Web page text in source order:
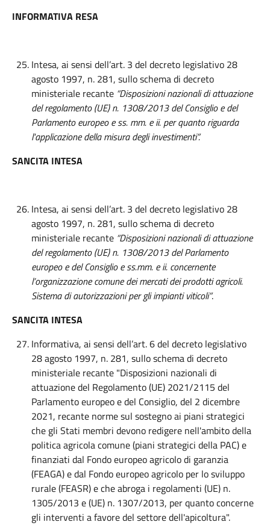
INFORMATIVA RESA
Intesa, ai sensi dell’art. 3 del decreto legislativo 28
agosto 1997, n. 281, sullo schema di decreto
ministeriale recante “Disposizioni nazionali di attuazione
del regolamento (UE) n. 1308/2013 del Consiglio e del
Parlamento europeo e ss. mm. e ii. per quanto riguarda
l'applicazione della misura degli investimenti”.
SANCITA INTESA
Intesa, ai sensi dell’art. 3 del decreto legislativo 28
agosto 1997, n. 281, sullo schema di decreto
ministeriale recante “Disposizioni nazionali di attuazione
del regolamento (UE) n. 1308/2013 del Parlamento
europeo e del Consiglio e ss.mm. e ii. concernente
l’organizzazione comune dei mercati dei prodotti agricoli.
Sistema di autorizzazioni per gli impianti viticoli”.
SANCITA INTESA
Informativa, ai sensi dell’art. 6 del decreto legislativo
28 agosto 1997, n. 281, sullo schema di decreto
ministeriale recante "Disposizioni nazionali di
attuazione del Regolamento (UE) 2021/2115 del
Parlamento europeo e del Consiglio, del 2 dicembre
2021, recante norme sul sostegno ai piani strategici
che gli Stati membri devono redigere nell'ambito della
politica agricola comune (piani strategici della PAC) e
finanziati dal Fondo europeo agricolo di garanzia
(FEAGA) e dal Fondo europeo agricolo per lo sviluppo
rurale (FEASR) e che abroga i regolamenti (UE) n.
1305/2013 e (UE) n. 1307/2013, per quanto concerne
gli interventi a favore del settore dell'apicoltura".